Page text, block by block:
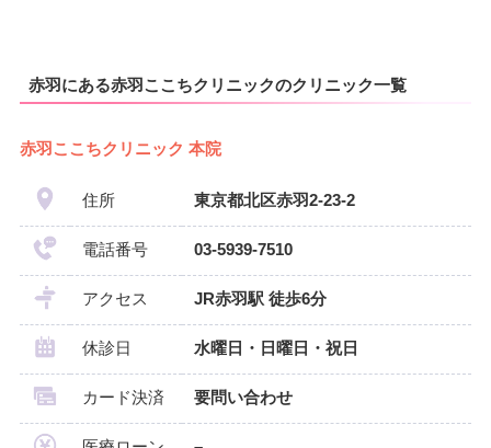
赤羽にある赤羽ここちクリニックのクリニック一覧
赤羽ここちクリニック 本院
住所 東京都北区赤羽2-23-2
電話番号 03-5939-7510
アクセス JR赤羽駅 徒歩6分
休診日 水曜日・日曜日・祝日
カード決済 要問い合わせ